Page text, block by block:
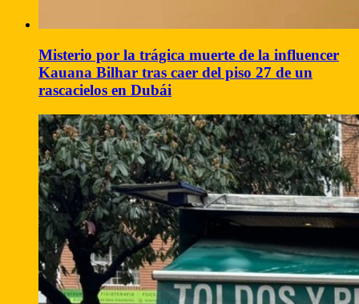
Misterio por la trágica muerte de la influencer
Kauana Bilhar tras caer del piso 27 de un
rascacielos en Dubái